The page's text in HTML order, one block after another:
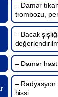
– Damar
trombozu,
– Bacak
– Damar
– Radyasyon
hissi